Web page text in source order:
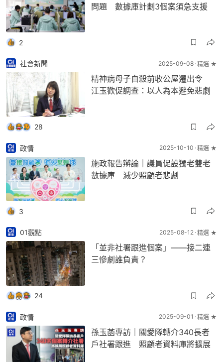
問題 數據庫計劃3個案須急支援
2
社會新聞 2025-09-08 精選 ★
精神病母子自殺前收公屋遷出令
江玉歡促調查：以人為本避免悲劇
28
政情 2025-10-10 精選 ★
施政報告辯論｜議員促設獨老雙老
數據庫 減少照顧者悲劇
3
01觀點 2025-08-12 精選 ★
「並非社署跟進個案」——接二連
三慘劇誰負責？
24
政情 2025-09-01 精選 ★
孫玉菡專訪｜關愛隊轉介340長者
戶社署跟進 照顧者資料庫將擴展